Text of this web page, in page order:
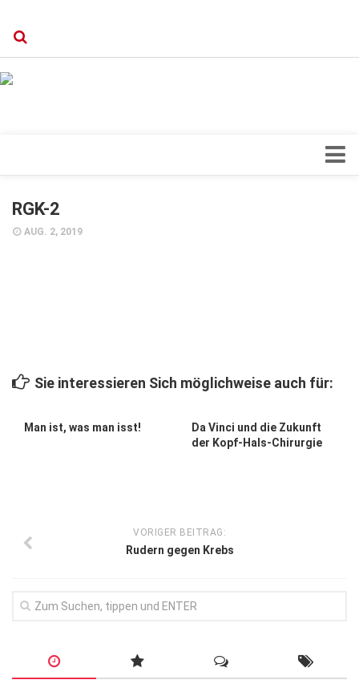
Forschung
Forum Gesundheit
Kampf gegen Krebs
Lebensart
RGK-2
AUG. 2, 2019
Sie interessieren Sich möglichweise auch für:
Man ist, was man isst!
Da Vinci und die Zukunft
der Kopf-Hals-Chirurgie
VORIGER BEITRAG:
Rudern gegen Krebs